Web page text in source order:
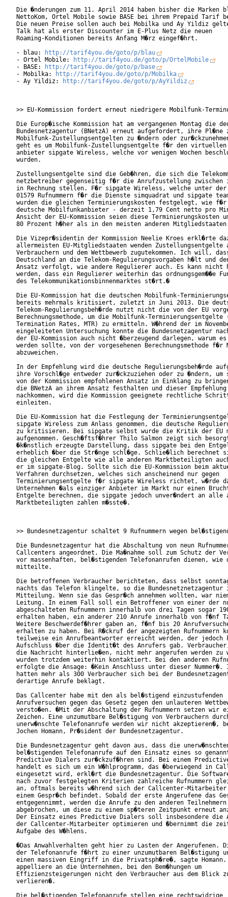
Die �nderungen zum 11. April 2014 haben bisher die Marken
NettoKom, Ortel Mobile sowie BASE bei ihrem Prepaid Tarif
Die neuen Preise sollen auch bei Mobilka und Ay Yildiz
Talk hat als erster Discounter im E-Plus Netz die neuen
Roaming-Konditionen bereits Anfang M�rz eingef�hrt.
- blau:
http://tarif4you.de/goto/p/blau
- Ortel Mobile:
http://tarif4you.de/goto/p/OrtelMobile
- BASE:
http://tarif4you.de/goto/p/base
- Mobilka:
http://tarif4you.de/goto/p/Mobilka
- Ay Yildiz:
http://tarif4you.de/goto/p/AyYildiz
>> EU-Kommission fordert erneut niedrigere Mobilfunk-
Die Europ�ische Kommission hat am vergangenen Montag die
Bundesnetzagentur (BNetzA) erneut aufgefordert, ihre Pl�ne
Mobilfunk-Zustellungsentgelten zu �ndern oder
geht es um Mobilfunk-Zustellungsentgelte f�r den
anbieter sipgate Wireless, welche vor wenigen Wochen
wurden.
Zustellungsentgelte sind die Geb�hren, die sich die
netzbetreiber gegenseitig f�r die Anrufzustellung zwischen
in Rechnung stellen. F�r sipgate Wireless, welche unter der
01579 Rufnummern f�r die Dienste simquadrat und sipgate
wurden die gleichen Terminierungskosten festgelegt, wie f�r
deutsche Mobilfunkanbieter - derzeit 1,79 Cent netto pro
Ansicht der EU-Kommission seien diese Terminierungskosten
80 Prozent h�her als in den meisten anderen
Die Vizepr�sidentin der Kommission Neelie Kroes erkl�rte
allermeisten EU-Mitgliedstaaten wenden Zustellungsentgelte
Verbrauchern und dem Wettbewerb zugutekommen. Ich will,
Deutschland an die Telekom-Regulierungsvorgaben h�lt und
Ansatz verfolgt, wie andere Regulierer auch. Es kann nicht
werden, dass ein Regulierer weiterhin das ordnungsgem��e
des Telekommunikationsbinnenmarktes st�rt.�
Die EU-Kommission hat die deutschen Mobilfunk-
bereits mehrmals kritisiert, zuletzt in Juni 2013. Die
Telekom-Regulierungsbeh�rde nutzt nicht die von der EU
Berechnungsmethode, um die Mobilfunk-Terminierungsentgelte
Termination Rates, MTR) zu ermitteln. W�hrend der im
eingeleiteten Untersuchung konnte die Bundesnetzagentur
der EU-Kommission auch nicht �berzeugend darlegen, warum
werden sollte, von der vorgesehenen Berechnungsmethode f�r
abzuweichen.
In der Empfehlung wird die deutsche Regulierungsbeh�rde
ihre Vorschl�ge entweder zur�ckzuziehen oder zu �ndern, um
von der Kommission empfohlenen Ansatz in Einklang zu
die BNetzA an ihrem Ansatz festhalten und dieser
nachkommen, wird die Kommission geeignete rechtliche
einleiten.
Die EU-Kommission hat die Festlegung der
sipgate Wireless zum Anlass genommen, die deutsche
zu kritisieren. Bei sipgate selbst wurde die Kritik der EU
aufgenommen. Gesch�ftsf�hrer Thilo Salmon zeigt sich
�k�nstlich erzeugte Darstellung, dass sipgate bei den
erheblich �ber die Str�nge schl�ge. Schlie�lich berechnet
die gleichen Entgelte wie alle anderen Marktbeteiligten
er im sipgate-Blog. Sollte sich die EU-Kommission beim
Verfahren durchsetzen, welches sich anscheinend nur gegen
Terminierungsentgelte f�r sipgate Wireless richtet, w�rde
Unternehmen �als einziger Anbieter im Markt nur einen
Entgelte berechnen, die sipgate jedoch unver�ndert an alle
Marktbeteiligten zahlen m�sste�.
>> Bundesnetzagentur schaltet 9 Rufnummern wegen
Die Bundesnetzagentur hat die Abschaltung von neun
Callcenters angeordnet. Die Ma�nahme soll zum Schutz der
vor massenhaften, bel�stigenden Telefonanrufen dienen, wie
mitteilte.
Die betroffenen Verbraucher berichteten, dass selbst
nachts das Telefon klingelte, so die
Mitteilung. Wenn sie das Gespr�ch annehmen wollten, war
Leitung. In einem Fall soll ein Betroffener von einer der
abgeschalteten Rufnummern innerhalb von drei Tagen sogar
erhalten haben, ein anderer 210 Anrufe innerhalb von f�nf
Weitere Beschwerdef�hrer gaben an, f�nf bis 20
erhalten zu haben. Bei R�ckruf der angezeigten Rufnummern
teilweise ein Anrufbeantworter erreicht werden, der jedoch
Aufschluss �ber die Identit�t des Anrufers gab.
die Nachricht hinterlie�en, nicht mehr angerufen werden zu
wurden trotzdem weiterhin kontaktiert. Bei den anderen
erfolgte die Ansage: �Kein Anschluss unter dieser Nummer�.
hatten mehr als 300 Verbraucher sich bei der
derartige Anrufe beklagt.
Das Callcenter habe mit den als bel�stigend einzustufenden
Anrufversuchen gegen das Gesetz gegen den unlauteren
versto�en. �Mit der Abschaltung der Rufnummern setzen wir
Zeichen. Eine unzumutbare Bel�stigung von Verbrauchern
unerw�nschte Telefonanrufe werden wir nicht akzeptieren�,
Jochen Homann, Pr�sident der Bundesnetzagentur.
Die Bundesnetzagentur geht davon aus, dass die
bel�stigenden Telefonanrufe auf den Einsatz eines so
Predictive Dialers zur�ckzuf�hren sind. Bei einem
handelt es sich um ein W�hlprogramm, das �berwiegend in
eingesetzt wird, erkl�rt die Bundesnetzagentur. Die
nach zuvor festgelegten Kriterien zahlreiche Rufnummern
an, oftmals bereits w�hrend sich der Callcenter-
einem Gespr�ch befindet. Sobald der erste Angerufene das
entgegennimmt, werden die Anrufe zu den anderen Teilnehmern
abgebrochen, um diese zu einem sp�teren Zeitpunkt erneut
Der Einsatz eines Predictive Dialers soll insbesondere die
der Callcenter-Mitarbeiter optimieren und �bernimmt die
Aufgabe des W�hlens.
�Das Anwahlverhalten geht hier zu Lasten der Angerufenen.
der Telefonanrufe f�hrt zu einer unzumutbaren Bel�stigung
einen massiven Eingriff in die Privatsph�re�, sagte
appelliere an die Unternehmen, bei den Bem�hungen um
Effizienzsteigerungen nicht den Verbraucher aus dem Blick
verlieren�.
Die bel�stigenden Telefonanrufe stellen eine rechtswidrige